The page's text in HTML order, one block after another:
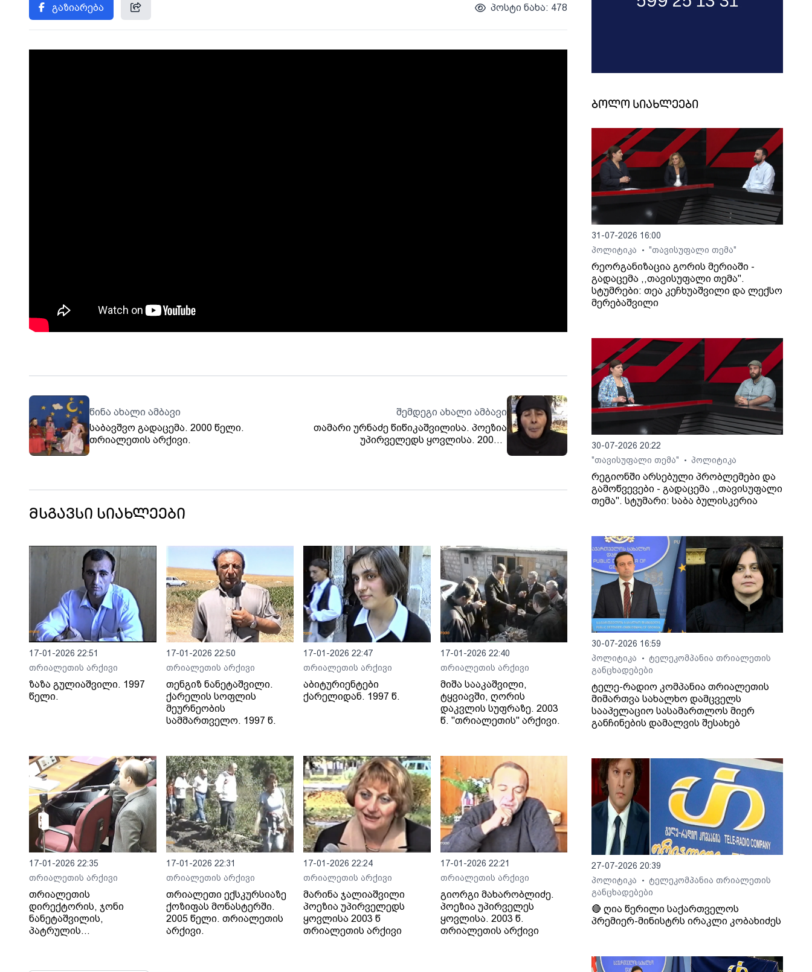
გაზიარება პოსტი ნახა: 478
წინა ახალი ამბავი
საბავშვო გადაცემა. 2000 წელი.
თრიალეთის არქივი.
შემდეგი ახალი ამბავი
თამარი ურნაძე წიწიკაშვილისა. პოეზია
უპირველედს ყოვლისა. 2003 წ
თრიალეთის არქივი
მსგავსი სიახლეები
17-01-2026 22:51
თრიალეთის არქივი
ზაზა გულიაშვილი. 1997
წელი.
17-01-2026 22:50
თრიალეთის არქივი
თენგიზ ნანეტაშვილი.
ქარელის სოფლის
მეურნეობის
სამმართველო. 1997 წ.
17-01-2026 22:47
თრიალეთის არქივი
აბიტურიენტები
ქარელიდან. 1997 წ.
17-01-2026 22:40
თრიალეთის არქივი
მიშა სააკაშვილი,
ტყვიავში, ღორის
დაკვლის სუფრაზე. 2003
წ. "თრიალეთის" არქივი.
17-01-2026 22:35
თრიალეთის არქივი
თრიალეთის
დირექტორის, ჯონი
ნანეტაშვილის,
პატრულის
17-01-2026 22:31
თრიალეთის არქივი
თრიალეთი ექსკურსიაზე
ქოზიფას მონასტერში.
2005 წელი. თრიალეთის
არქივი.
17-01-2026 22:24
თრიალეთის არქივი
მარინა ჯალიაშვილი
პოეზია უპირველედს
ყოვლისა 2003 წ
თრიალეთის არქივი
17-01-2026 22:21
თრიალეთის არქივი
გიორგი მახარობლიძე.
პოეზია უპირველეს
ყოვლისა. 2003 წ.
თრიალეთის არქივი
ბოლო სიახლეები
31-07-2026 16:00
პოლიტიკა
• "თავისუფალი თემა"
რეორგანიზაცია გორის მერიაში -
გადაცემა ,,თავისუფალი თემა".
სტუმრები: თეა კეჩხუაშვილი და ლექსო
მერებაშვილი
30-07-2026 20:22
"თავისუფალი თემა"
• პოლიტიკა
რეგიონში არსებული პრობლემები და
გამოწვევები - გადაცემა ,,თავისუფალი
თემა". სტუმარი: საბა ბულისკერია
30-07-2026 16:59
პოლიტიკა
•
ტელეკომპანია თრიალეთის
განცხადებები
ტელე-რადიო კომპანია თრიალეთის
მიმართვა სახალხო დამცველს
სააპელაციო სასამართლოს მიერ
განჩინების დამალვის შესახებ
27-07-2026 20:39
პოლიტიკა
•
ტელეკომპანია თრიალეთის
განცხადებები
🔴 ღია წერილი საქართველოს
პრემიერ-მინისტრს ირაკლი კობახიძეს